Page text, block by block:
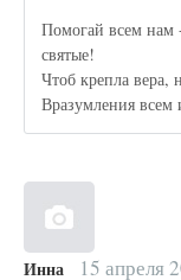
Помогай всем нам
святые!
Чтоб крепла вера,
Вразумления
Инна 15 апреля